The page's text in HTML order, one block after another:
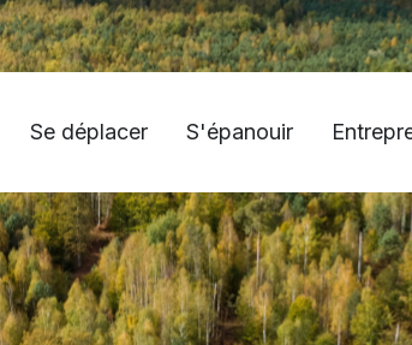
Se déplacer S'épanouir